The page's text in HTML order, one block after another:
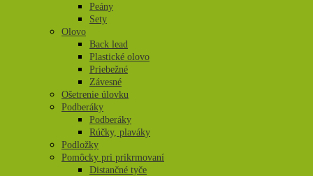
Peány
Sety
Olovo
Back lead
Plastické olovo
Priebežné
Závesné
Ošetrenie úlovku
Podberáky
Podberáky
Rúčky, plaváky
Podložky
Pomôcky pri prikrmovaní
Distančné tyče